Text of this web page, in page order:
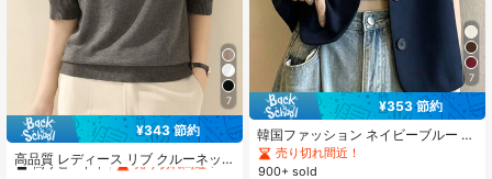
7
¥343 節約
高品質 レディース リブ クルーネッ
ク 中袖 ニットセーター トップス、
#2 ベストセラー
リブニット レディースセーター
高リピート率
売り切れ間近！
7
¥353 節約
韓国ファッション ネイビーブルー レ
ディース ブレザージャケット、半袖
カジュアルスーツトップ、夏の新作
売り切れ間近！
900+ sold